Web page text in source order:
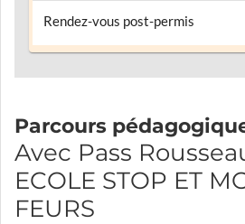
Rendez-vous post-permis
Parcours
Avec Pass
ECOLE STOP ET
FEURS